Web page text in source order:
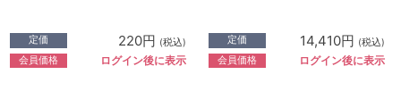
定価 220円 (税込)
会員価格 ログイン後に表示
定価 14,410円 (税込)
会員価格 ログイン後に表示